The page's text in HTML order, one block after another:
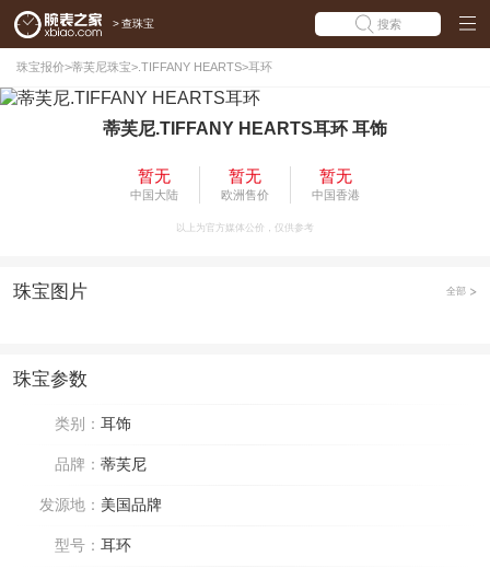
> 查珠宝 搜索
珠宝报价>蒂芙尼珠宝> .TIFFANY HEARTS>耳环
蒂芙尼.TIFFANY HEARTS耳环 耳饰
暂无
中国大陆
暂无
欧洲售价
暂无
中国香港
以上为官方媒体公价，仅供参考
珠宝图片 全部
珠宝参数
类别： 耳饰
品牌： 蒂芙尼
发源地： 美国品牌
型号： 耳环